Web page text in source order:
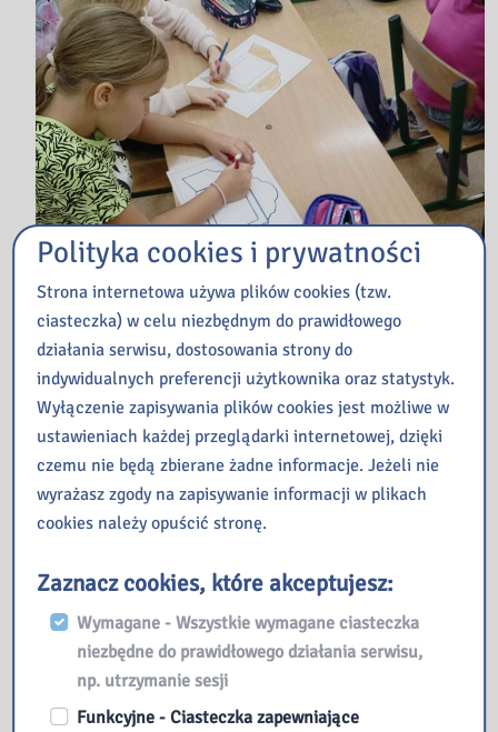
Polityka cookies i prywatności
Strona internetowa używa plików cookies (tzw.
ciasteczka) w celu niezbędnym do prawidłowego
działania serwisu, dostosowania strony do
indywidualnych preferencji użytkownika oraz statystyk.
Wyłączenie zapisywania plików cookies jest możliwe w
ustawieniach każdej przeglądarki internetowej, dzięki
czemu nie będą zbierane żadne informacje. Jeżeli nie
wyrażasz zgody na zapisywanie informacji w plikach
cookies należy opuścić stronę.
Zaznacz cookies, które akceptujesz:
Wymagane - Wszystkie wymagane ciasteczka
niezbędne do prawidłowego działania serwisu,
np. utrzymanie sesji
Funkcyjne - Ciasteczka zapewniające